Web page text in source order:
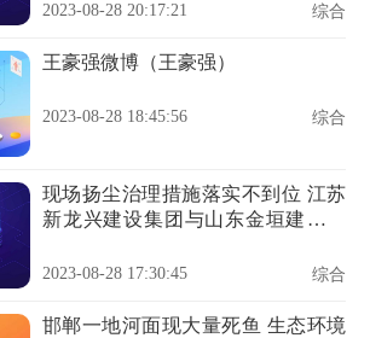
2023-08-28 20:17:21 综合
王豪强微博（王豪强）
2023-08-28 18:45:56 综合
现场扬尘治理措施落实不到位 江苏
新龙兴建设集团与山东金垣建工违
2023-08-28 17:30:45 综合
邯郸一地河面现大量死鱼 生态环境